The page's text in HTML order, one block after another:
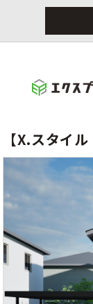
【X.スタイ